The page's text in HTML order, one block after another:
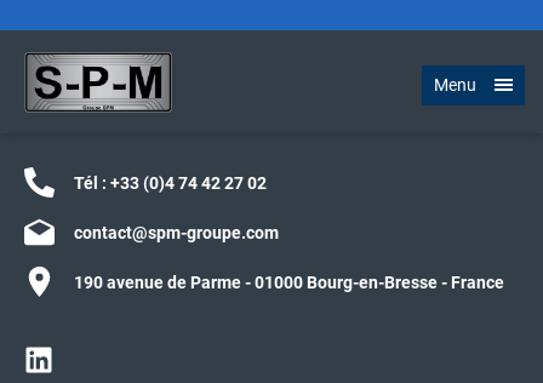
Menu
Tél : +33 (0)4 74 42 27 02
contact@spm-groupe.com
190 avenue de Parme - 01000 Bourg-en-Bresse - France